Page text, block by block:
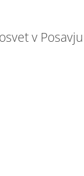
v Posavju